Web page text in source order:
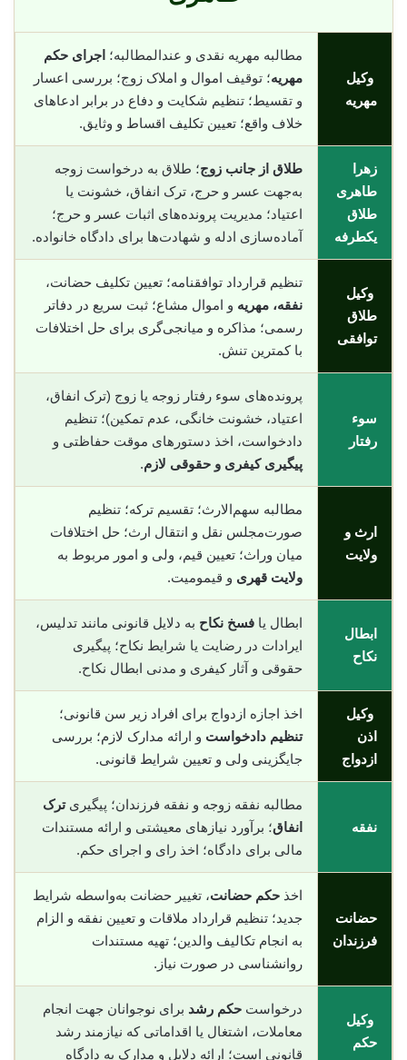
وکیل
مهریه
مطالبه مهریه نقدی و عندالمطالبه؛ اجرای حکم
مهریه؛ توقیف اموال و املاک زوج؛ بررسی اعسار
و تقسیط؛ تنظیم شکایت و دفاع در برابر ادعاهای
خلاف واقع؛ تعیین تکلیف اقساط و وثایق.
زهرا
طاهری
طلاق
یکطرفه
طلاق از جانب زوج؛ طلاق به درخواست زوجه
به‌جهت عسر و حرج، ترک انفاق، خشونت یا
اعتیاد؛ مدیریت پرونده‌های اثبات عسر و حرج؛
آماده‌سازی ادله و شهادت‌ها برای دادگاه خانواده.
وکیل
طلاق
توافقی
تنظیم قرارداد توافقنامه؛ تعیین تکلیف حضانت،
نفقه، مهریه و اموال مشاع؛ ثبت سریع در دفاتر
رسمی؛ مذاکره و میانجی‌گری برای حل اختلافات
با کمترین تنش.
سوء
رفتار
پرونده‌های سوء رفتار زوجه یا زوج (ترک انفاق،
اعتیاد، خشونت خانگی، عدم تمکین)؛ تنظیم
دادخواست، اخذ دستورهای موقت حفاظتی و
پیگیری کیفری و حقوقی لازم.
ارث و
ولایت
مطالبه سهم‌الارث؛ تقسیم ترکه؛ تنظیم
صورت‌مجلس نقل و انتقال ارث؛ حل اختلافات
میان وراث؛ تعیین قیم، ولی و امور مربوط به
ولایت قهری و قیمومیت.
ابطال
نکاح
ابطال یا فسخ نکاح به دلایل قانونی مانند تدلیس،
ایرادات در رضایت یا شرایط نکاح؛ پیگیری
حقوقی و آثار کیفری و مدنی ابطال نکاح.
وکیل
اذن
ازدواج
اخذ اجازه ازدواج برای افراد زیر سن قانونی؛
تنظیم دادخواست و ارائه مدارک لازم؛ بررسی
جایگزینی ولی و تعیین شرایط قانونی.
نفقه
مطالبه نفقه زوجه و نفقه فرزندان؛ پیگیریترک
انفاق؛ برآورد نیازهای معیشتی و ارائه مستندات
مالی برای دادگاه؛ اخذ رای و اجرای حکم.
حضانت
فرزندان
اخذ حکم حضانت، تغییر حضانت به‌واسطه شرایط
جدید؛ تنظیم قرارداد ملاقات و تعیین نفقه و الزام
به انجام تکالیف والدین؛ تهیه مستندات
روانشناسی در صورت نیاز.
وکیل
حکم
درخواست حکم رشد برای نوجوانان جهت انجام
معاملات، اشتغال یا اقداماتی که نیازمند رشد
قانونی است؛ ارائه دلایل و مدارک به دادگاه